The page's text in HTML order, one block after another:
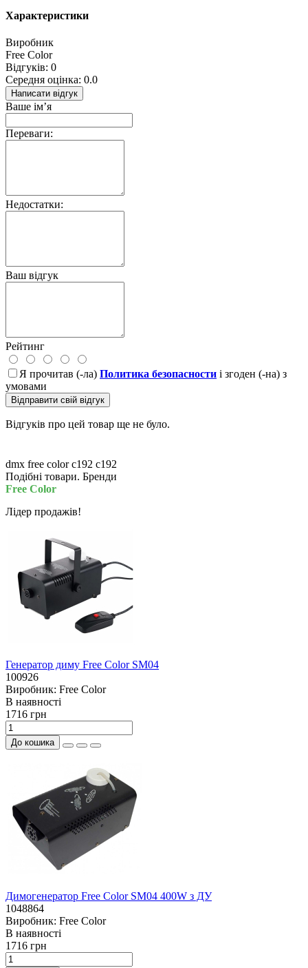
Характеристики
Виробник
Free Color
Відгуків: 0
Середня оцінка: 0.0
Написати відгук
Ваше ім’я
Переваги:
Недостатки:
Ваш відгук
Рейтинг
Я прочитав (-ла) Политика безопасности і згоден (-на) з
умовами
Відправити свій відгук
Відгуків про цей товар ще не було.
dmx free color c192 c192
Подібні товари. Бренди
Free Color
Лiдер продажiв!
Генератор диму Free Сolor SM04
100926
Виробник: Free Color
В наявностi
1716 грн
До кошика
Димогенератор Free Color SM04 400W з ДУ
1048864
Виробник: Free Color
В наявностi
1716 грн